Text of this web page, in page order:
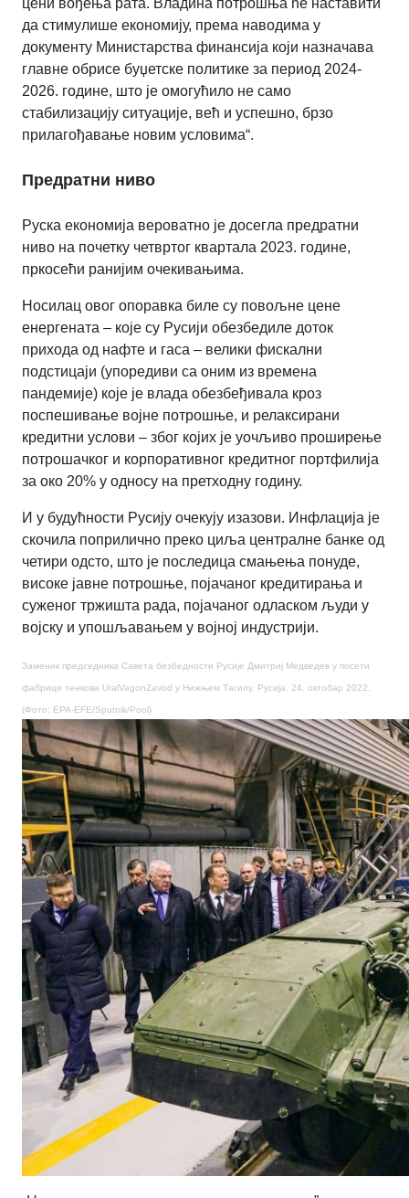
да стимулише економију, према наводима у
документу Министарства финансија који назначава
главне обрисе буџетске политике за период 2024-
2026. године, што је омогућило не само
стабилизацију ситуације, већ и успешно, брзо
прилагођавање новим условима“.
Предратни ниво
Руска економија вероватно је досегла предратни
ниво на почетку четвртог квартала 2023. године,
пркосећи ранијим очекивањима.
Носилац овог опоравка биле су повољне цене
енергената – које су Русији обезбедиле доток
прихода од нафте и гаса – велики фискални
подстицаји (упоредиви сa оним из времена
пандемије) које је влада обезбеђивала кроз
поспешивање војне потрошње, и релаксирани
кредитни услови – због којих је уочљиво проширење
потрошачког и корпоративног кредитног портфилија
за око 20% у односу на претходну годину.
И у будућности Русију очекују изазови. Инфлација је
скочила поприлично преко циља централне банке од
четири одсто, што је последица смањења понуде,
високе јавне потрошње, појачаног кредитирања и
суженог тржишта рада, појачаног одласком људи у
војску и упошљавањем у војној индустрији.
Заменик председника Савета безбедности Русије Дмитриј Медведев у посети
фабрици тенкова UralVagonZavod у Нижњем Тагилу, Русија, 24. октобар 2022.
(Фото: EPA-EFE/Sputnik/Pool)